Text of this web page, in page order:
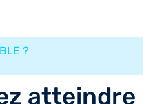
?
atteindre